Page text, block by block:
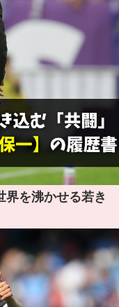
界を沸かせる若き